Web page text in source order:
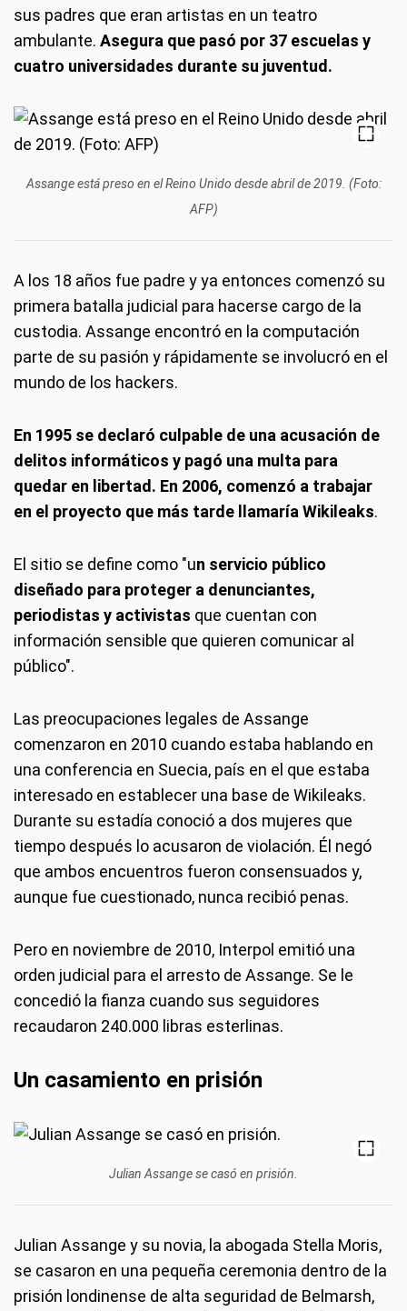
sus padres que eran artistas en un teatro
ambulante. Asegura que pasó por 37 escuelas y
cuatro universidades durante su juventud.
Assange está preso en el Reino Unido desde abril de 2019. (Foto:
AFP)
A los 18 años fue padre y ya entonces comenzó su
primera batalla judicial para hacerse cargo de la
custodia. Assange encontró en la computación
parte de su pasión y rápidamente se involucró en el
mundo de los hackers.
En 1995 se declaró culpable de una acusación de
delitos informáticos y pagó una multa para
quedar en libertad. En 2006, comenzó a trabajar
en el proyecto que más tarde llamaría Wikileaks.
El sitio se define como "un servicio público
diseñado para proteger a denunciantes,
periodistas y activistas que cuentan con
información sensible que quieren comunicar al
público".
Las preocupaciones legales de Assange
comenzaron en 2010 cuando estaba hablando en
una conferencia en Suecia, país en el que estaba
interesado en establecer una base de Wikileaks.
Durante su estadía conoció a dos mujeres que
tiempo después lo acusaron de violación. Él negó
que ambos encuentros fueron consensuados y,
aunque fue cuestionado, nunca recibió penas.
Pero en noviembre de 2010, Interpol emitió una
orden judicial para el arresto de Assange. Se le
concedió la fianza cuando sus seguidores
recaudaron 240.000 libras esterlinas.
Un casamiento en prisión
Julian Assange se casó en prisión.
Julian Assange y su novia, la abogada Stella Moris,
se casaron en una pequeña ceremonia dentro de la
prisión londinense de alta seguridad de Belmarsh,